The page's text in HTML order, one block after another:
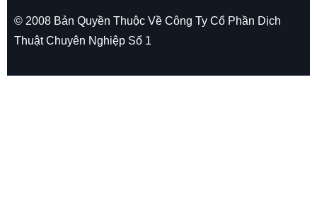
© 2008 Bản Quyền Thuộc Về Công Ty Cổ Phần Dịch
Thuật Chuyên Nghiệp Số 1